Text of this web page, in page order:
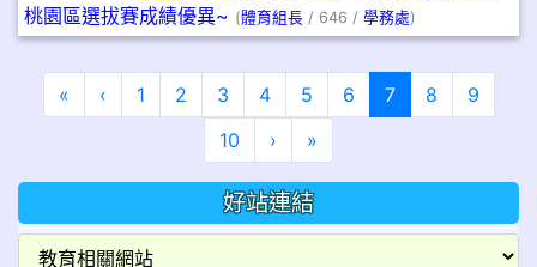
桃園區選拔賽成績優異~ (體育組長 / 646 / 學務處)
« 第一頁
‹上一頁
1 2 3 4 5 6 7(目前頁次)
8
9
10
›下一頁
»最後頁
好站連結